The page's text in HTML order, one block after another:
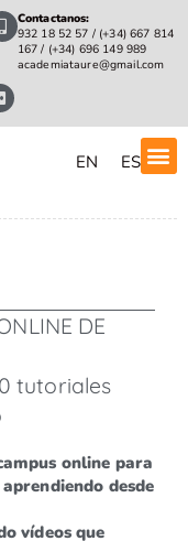
Contactanos:
932 18 52 57 / (+34) 667 814
167 / (+34) 696 149 989
academiataure@gmail.com
EN ES
DE
tutoriales
online para
desde
vídeos que